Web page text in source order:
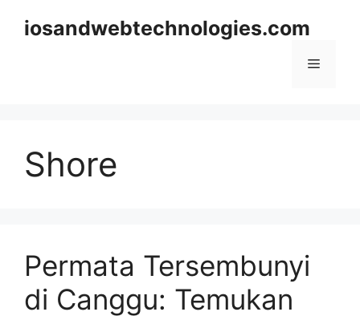
iosandwebtechnologies.com
Menu
Shore
Permata Tersembunyi
di Canggu: Temukan